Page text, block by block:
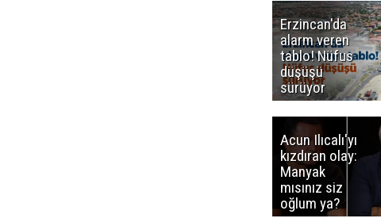
Erzincan'da
alarm veren
tablo! Nüfus
düşüşü
sürüyor
Acun Ilıcalı'yı
kızdıran olay:
Manyak
mısınız siz
oğlum ya?